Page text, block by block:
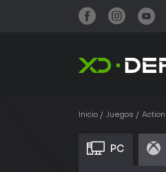
Inicio Juegos Action
PC